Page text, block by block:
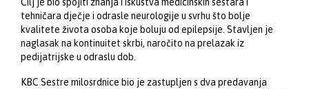
Cilj je bio spojiti znanja i iskustva medicinskih sestara i
tehničara dječje i odrasle neurologije u svrhu što bolje
kvalitete života osoba koje boluju od epilepsije. Stavljen je
naglasak na kontinuitet skrbi, naročito na prelazak iz
pedijatrijske u odraslu dob.
KBC Sestre milosrdnice bio je zastupljen s dva predavanja